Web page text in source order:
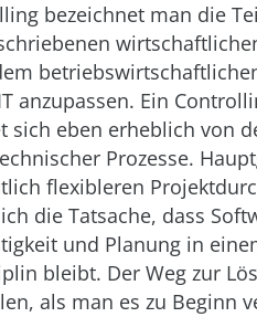
bezeichnet man die
anzupassen. Ein
sich eben erheblich von
Prozesse.
flexibleren
die Tatsache, dass
und Planung in
bleibt. Der Weg zur
als man es zu Beginn